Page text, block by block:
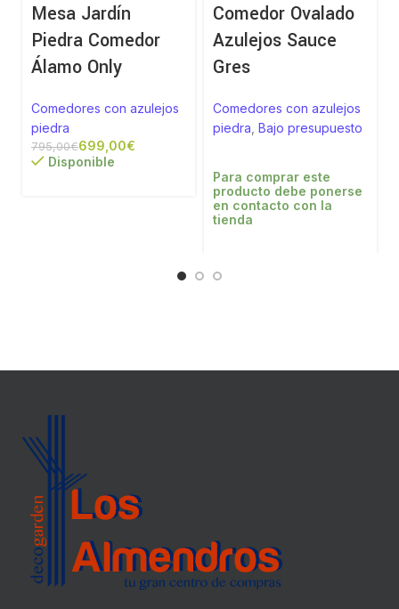
Mesa Jardín
Piedra Comedor
Álamo Only
Comedores con azulejos
piedra
795,00€699,00€
Disponible
Comedor Ovalado
Azulejos Sauce
Gres
Comedores con azulejos
piedra Bajo presupuesto
Para comprar este
producto debe ponerse
en contacto con la
tienda